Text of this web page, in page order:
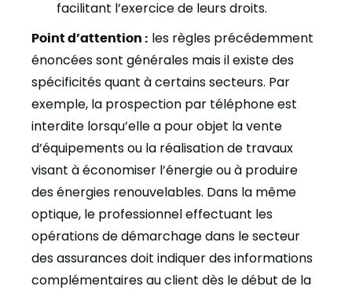
facilitant l’exercice de leurs droits.
Point d’attention : les règles précédemment
énoncées sont générales mais il existe des
spécificités quant à certains secteurs. Par
exemple, la prospection par téléphone est
interdite lorsqu’elle a pour objet la vente
d’équipements ou la réalisation de travaux
visant à économiser l’énergie ou à produire
des énergies renouvelables. Dans la même
optique, le professionnel effectuant les
opérations de démarchage dans le secteur
des assurances doit indiquer des informations
complémentaires au client dès le début de la